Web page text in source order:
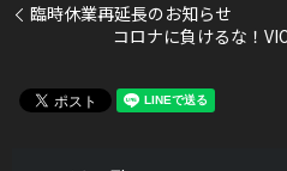
臨時休業再延長のお知らせ
コロナに負けるな！